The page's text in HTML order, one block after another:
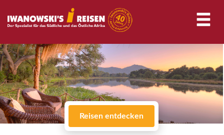
Reisen entdecken